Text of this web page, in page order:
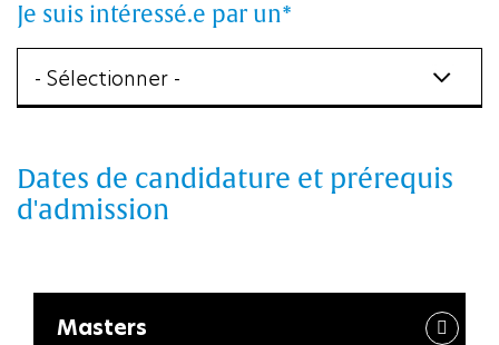
Je suis intéressé.e par un
Dates de candidature et prérequis
d'admission
Masters